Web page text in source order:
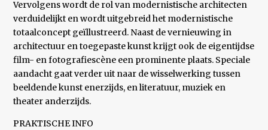
Vervolgens wordt de rol van modernistische architecten
verduidelijkt en wordt uitgebreid het modernistische
totaalconcept geïllustreerd. Naast de vernieuwing in
architectuur en toegepaste kunst krijgt ook de eigentijdse
film- en fotografiescène een prominente plaats. Speciale
aandacht gaat verder uit naar de wisselwerking tussen
beeldende kunst enerzijds, en literatuur, muziek en
theater anderzijds.
PRAKTISCHE INFO